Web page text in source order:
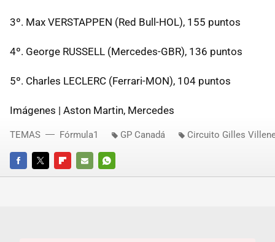
3º. Max VERSTAPPEN (Red Bull-HOL), 155 puntos
4º. George RUSSELL (Mercedes-GBR), 136 puntos
5º. Charles LECLERC (Ferrari-MON), 104 puntos
Imágenes | Aston Martin, Mercedes
FACEBOOKTWITTERFLIPBOARD
E-
WHATSAPP
TEMAS Fórmula1 GP Canadá Circuito Gilles